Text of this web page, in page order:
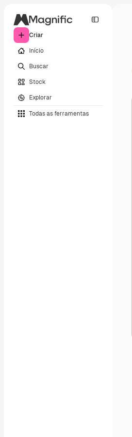
Criar
Início
Buscar
Stock
Explorar
Todas as ferramentas